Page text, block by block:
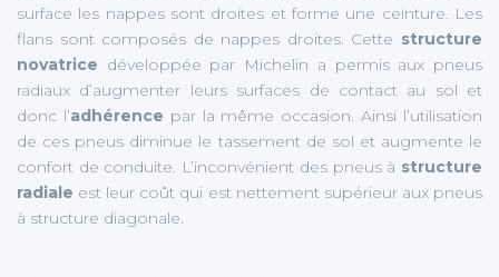
surface les nappes sont droites et forme une ceinture. Les
flans sont composés de nappes droites. Cette structure
novatrice développée par Michelin a permis aux pneus
radiaux d’augmenter leurs surfaces de contact au sol et
donc l’adhérence par la même occasion. Ainsi l’utilisation
de ces pneus diminue le tassement de sol et augmente le
confort de conduite. L’inconvénient des pneus à structure
radiale est leur coût qui est nettement supérieur aux pneus
à structure diagonale.